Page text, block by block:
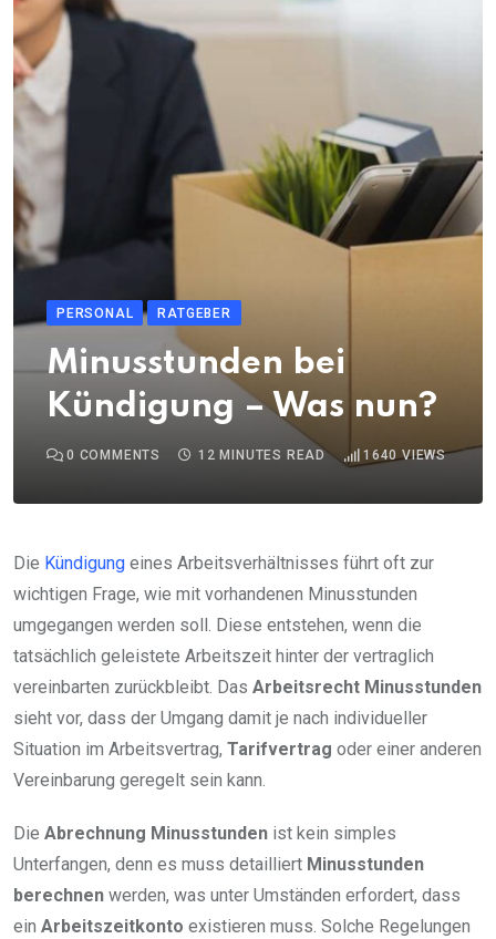
PERSONAL RATGEBER
Minusstunden bei
Kündigung – Was nun?
0 COMMENTS 12 MINUTES READ 1640VIEWS
Die Kündigung eines Arbeitsverhältnisses führt oft zur
wichtigen Frage, wie mit vorhandenen Minusstunden
umgegangen werden soll. Diese entstehen, wenn die
tatsächlich geleistete Arbeitszeit hinter der vertraglich
vereinbarten zurückbleibt. Das Arbeitsrecht Minusstunden
sieht vor, dass der Umgang damit je nach individueller
Situation im Arbeitsvertrag, Tarifvertrag oder einer anderen
Vereinbarung geregelt sein kann.
Die Abrechnung Minusstunden ist kein simples
Unterfangen, denn es muss detailliert Minusstunden
berechnen werden, was unter Umständen erfordert, dass
ein Arbeitszeitkonto existieren muss. Solche Regelungen